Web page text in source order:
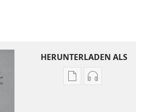
HERUNTERLADEN ALS